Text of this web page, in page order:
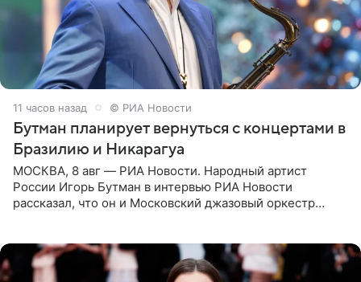
11 часов назад © РИА Новости
Бутман планирует вернуться с концертами в
Бразилию и Никарагуа
МОСКВА, 8 авг — РИА Новости. Народный артист
России Игорь Бутман в интервью РИА Новости
рассказал, что он и Московский джазовый оркестр